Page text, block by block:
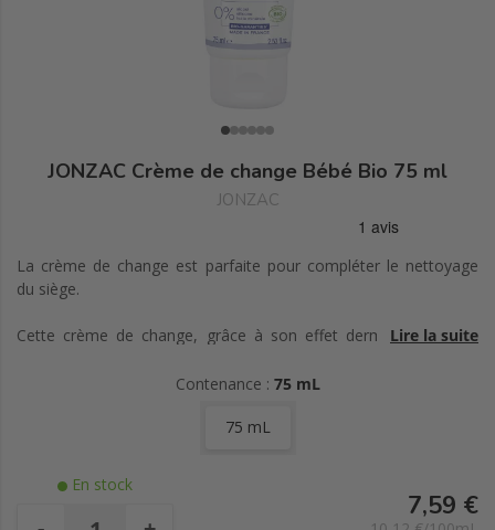
JONZAC Crème de change Bébé Bio 75 ml
JONZAC
La crème de change est parfaite pour compléter le nettoyage
du siège.
Cette crème de change, grâce à son effet dermo-protecteur,
elle atténue les rougeurs passagères et renforce la barrière
Sa texture filmogène mais non occlusive laisse la peau de bébé
respirer. L'épiderme est isolé des salissures et protégé des
frottements de la couche. La peau de Bébé est apaisée et
Lire la suite
Contenance : 75 mL
75 mL
En stock
7,59 €